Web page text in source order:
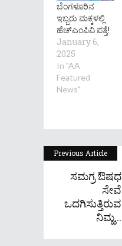
ಬೆಂಗಳೂರಿನ
ಇಬ್ಬರು ಮಕ್ಕಳಲ್ಲಿ
ಹೆಚ್‌ಎಂಪಿವಿ ಪತ್ತೆ!
January 6,
2025
In "AA
Featured
News"
Previous Article
ಸಮಗ್ರ ಔಷಧ
ಸೇವೆ
ಒದಗಿಸುತ್ತಿರುವ
ನಿಮ್ಹ...